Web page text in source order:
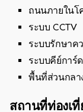
ถนนภายในโ
ระบบ CCTV
ระบบรักษาค
ระบบคีย์การ์ด
พื้นที่ส่วนกลา
สถานที่ท่องเ